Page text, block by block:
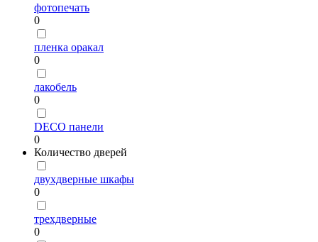
фотопечать
0
пленка оракал
0
лакобель
0
DECO панели
0
Количество дверей
двухдверные шкафы
0
трехдверные
0